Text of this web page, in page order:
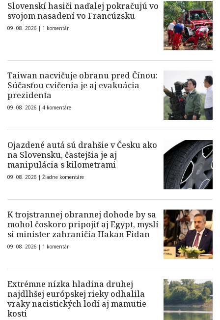
Slovenskí hasiči naďalej pokračujú vo
svojom nasadení vo Francúzsku
09. 08. 2026 | 1 komentár
Taiwan nacvičuje obranu pred Čínou:
Súčasťou cvičenia je aj evakuácia
prezidenta
09. 08. 2026 | 4 komentáre
Ojazdené autá sú drahšie v Česku ako
na Slovensku, častejšia je aj
manipulácia s kilometrami
09. 08. 2026 | Žiadne komentáre
K trojstrannej obrannej dohode by sa
mohol čoskoro pripojiť aj Egypt, myslí
si minister zahraničia Hakan Fidan
09. 08. 2026 | 1 komentár
Extrémne nízka hladina druhej
najdlhšej európskej rieky odhalila
vraky nacistických lodí aj mamutie
kosti